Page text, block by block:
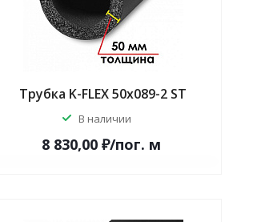
Трубка K-FLEX 50x089-2 ST
В наличии
8 830,00 ₽/пог. м